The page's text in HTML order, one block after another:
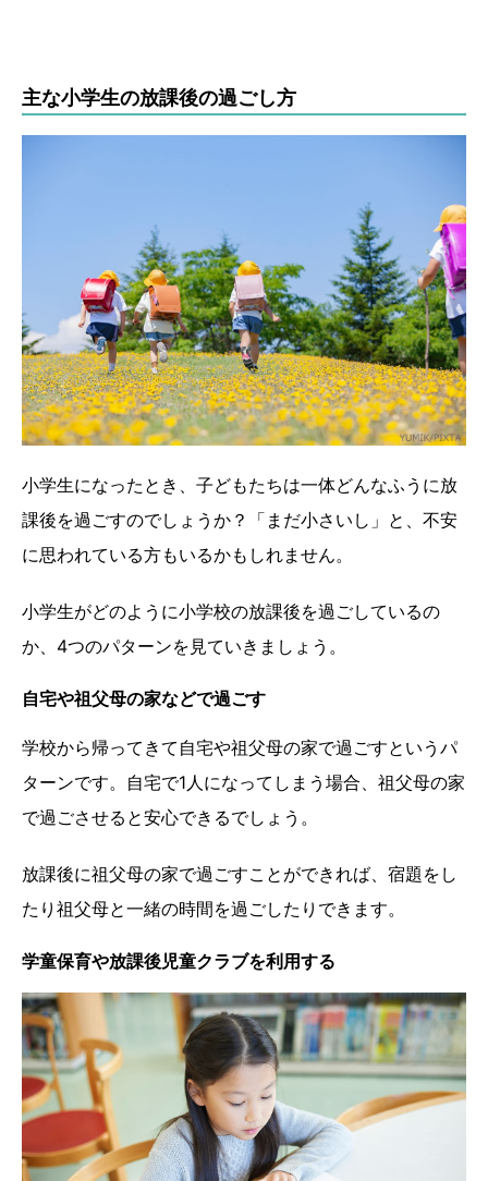
主な小学生の放課後の過ごし方
小学生になったとき、子どもたちは一体どんなふうに放
課後を過ごすのでしょうか？「まだ小さいし」と、不安
に思われている方もいるかもしれません。
小学生がどのように小学校の放課後を過ごしているの
か、4つのパターンを見ていきましょう。
自宅や祖父母の家などで過ごす
学校から帰ってきて自宅や祖父母の家で過ごすというパ
ターンです。自宅で1人になってしまう場合、祖父母の家
で過ごさせると安心できるでしょう。
放課後に祖父母の家で過ごすことができれば、宿題をし
たり祖父母と一緒の時間を過ごしたりできます。
学童保育や放課後児童クラブを利用する